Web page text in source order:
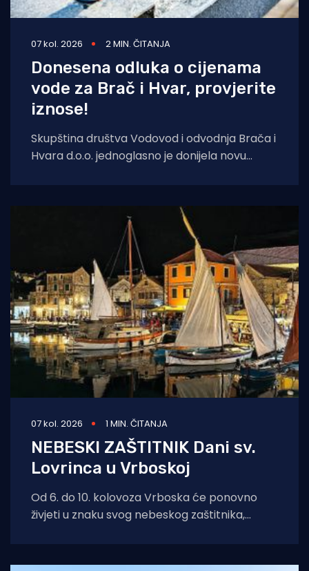
07 kol. 2026 2 MIN. ČITANJA
Donesena odluka o cijenama
vode za Brač i Hvar, provjerite
iznose!
Skupština društva Vodovod i odvodnja Brača i
Hvara d.o.o. jednoglasno je donijela novu
07 kol. 2026 1 MIN. ČITANJA
NEBESKI ZAŠTITNIK Dani sv.
Lovrinca u Vrboskoj
Od 6. do 10. kolovoza Vrboska će ponovno
živjeti u znaku svog nebeskog zaštitnika,